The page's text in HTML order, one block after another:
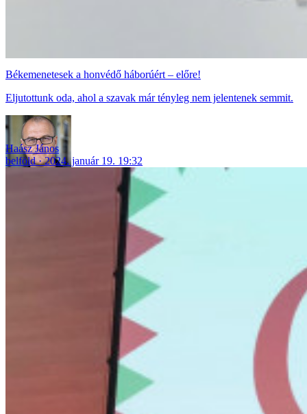
Békemenetesek a honvédő háborúért – előre!
Eljutottunk oda, ahol a szavak már tényleg nem jelentenek semmit.
Haász János
belföld
2024. január 19. 19:32